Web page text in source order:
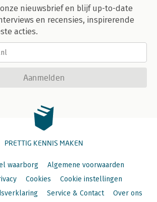
nieuwsbrief en blijf up-to-date
en recensies, inspirerende
acties.
Aanmelden
PRETTIG KENNIS MAKEN
waarborg
Algemene voorwaarden
Cookies
Cookie instellingen
Service & Contact Over ons